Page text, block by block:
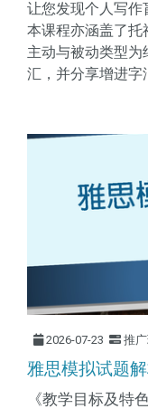
让您发现个人写作
本课程亦涵盖了托
主动与被动类型
汇，并分享增进字
2026-07-23 推
雅思模拟试题
《教学目标及特色